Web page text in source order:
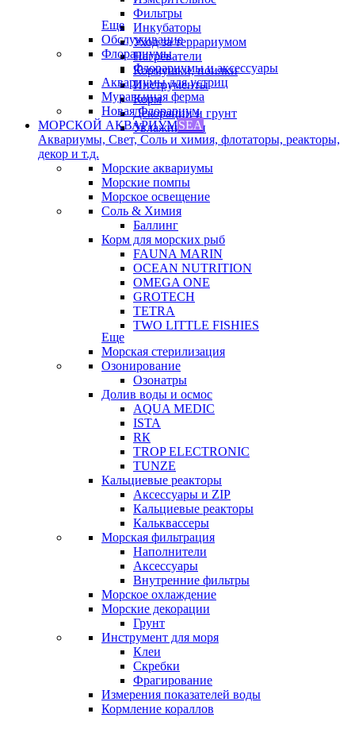
Фильтры
Инкубаторы
Уход за террариумом
Нагреватели
Кормушки, поилки
Инструменты
Корм
Декорации и грунт
Увлажнители
Еще
Обслуживание
Флорариумы
Флорариумы и аксессуары
Аквариумы для устриц
Муравьиная ферма
Новая Флорариум
МОРСКОЙ АКВАРИУМSEA
Аквариумы, Свет, Соль и химия, флотаторы, реакторы,
декор и т.д.
Морские аквариумы
Морские помпы
Морское освещение
Соль & Химия
Баллинг
Корм для морских рыб
FAUNA MARIN
OCEAN NUTRITION
OMEGA ONE
GROTECH
TETRA
TWO LITTLE FISHIES
Еще
Морская стерилизация
Озонирование
Озонатры
Долив воды и осмос
AQUA MEDIC
ISTA
RК
TROP ELECTRONIC
TUNZE
Кальциевые реакторы
Аксессуары и ZIP
Кальциевые реакторы
Кальквассеры
Морская фильтрация
Наполнители
Аксессуары
Внутренние фильтры
Морское охлаждение
Морские декорации
Грунт
Инструмент для моря
Клеи
Скребки
Фрагирование
Измерения показателей воды
Кормление кораллов